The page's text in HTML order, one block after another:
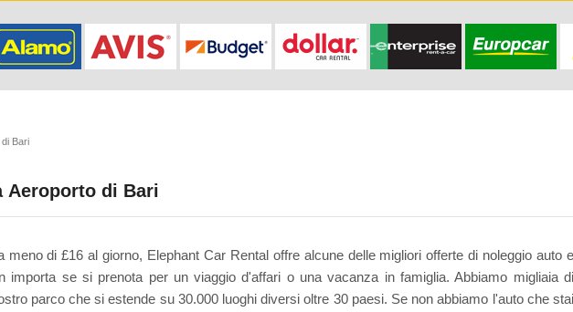
Bari
Aeroporto di Bari
meno di £16 al giorno, Elephant Car Rental offre alcune delle migliori offerte di noleggio auto e
importa se si prenota per un viaggio d'affari o una vacanza in famiglia. Abbiamo migliaia di
parco che si estende su 30.000 luoghi diversi oltre 30 paesi. Se non abbiamo l'auto che stai